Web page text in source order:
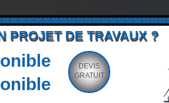
PROJET DE TRAVAUX ?
DEVIS
GRATUIT